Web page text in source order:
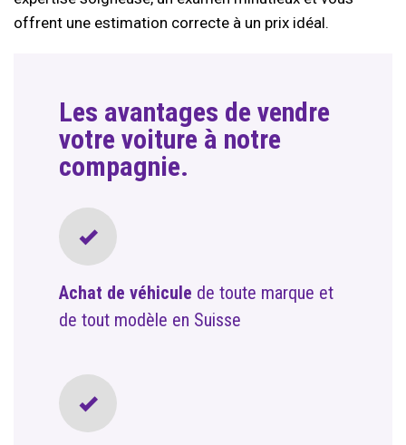
offrent une estimation correcte à un prix idéal.
Les avantages de vendre
votre voiture à notre
compagnie.
Achat de véhicule de toute marque et
de tout modèle en Suisse